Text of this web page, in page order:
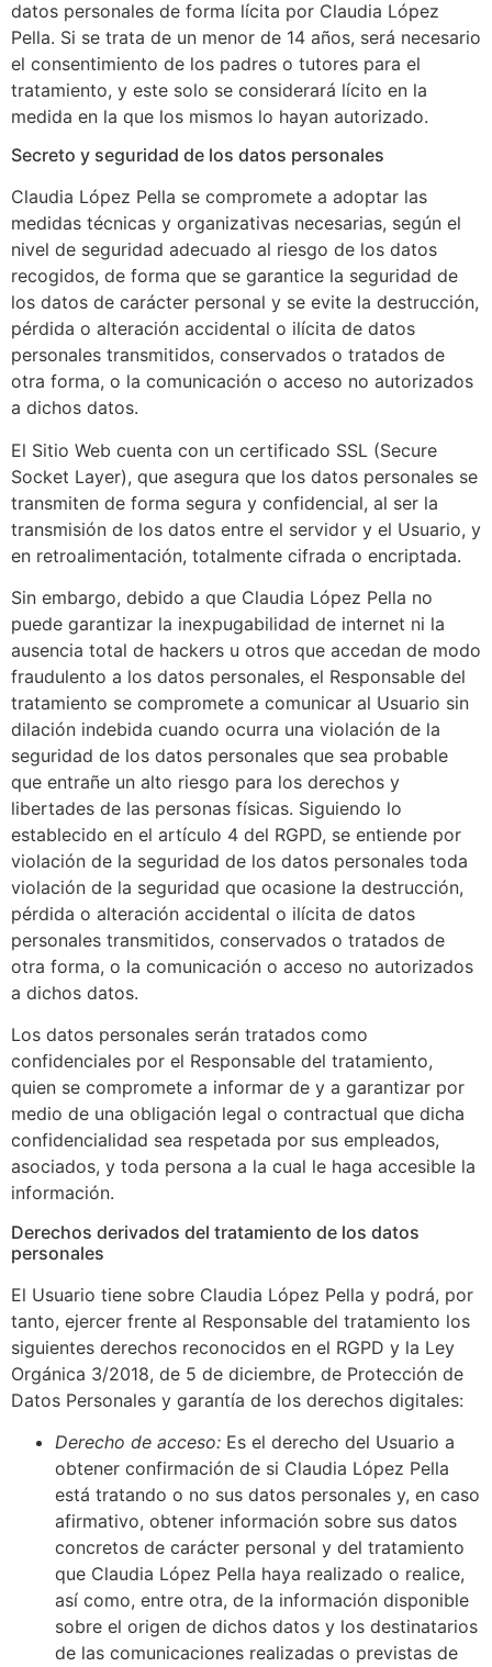
datos personales de forma lícita por Claudia López
Pella. Si se trata de un menor de 14 años, será necesario
el consentimiento de los padres o tutores para el
tratamiento, y este solo se considerará lícito en la
medida en la que los mismos lo hayan autorizado.
Secreto y seguridad de los datos personales
Claudia López Pella se compromete a adoptar las
medidas técnicas y organizativas necesarias, según el
nivel de seguridad adecuado al riesgo de los datos
recogidos, de forma que se garantice la seguridad de
los datos de carácter personal y se evite la destrucción,
pérdida o alteración accidental o ilícita de datos
personales transmitidos, conservados o tratados de
otra forma, o la comunicación o acceso no autorizados
a dichos datos.
El Sitio Web cuenta con un certificado SSL (Secure
Socket Layer), que asegura que los datos personales se
transmiten de forma segura y confidencial, al ser la
transmisión de los datos entre el servidor y el Usuario, y
en retroalimentación, totalmente cifrada o encriptada.
Sin embargo, debido a que Claudia López Pella no
puede garantizar la inexpugabilidad de internet ni la
ausencia total de hackers u otros que accedan de modo
fraudulento a los datos personales, el Responsable del
tratamiento se compromete a comunicar al Usuario sin
dilación indebida cuando ocurra una violación de la
seguridad de los datos personales que sea probable
que entrañe un alto riesgo para los derechos y
libertades de las personas físicas. Siguiendo lo
establecido en el artículo 4 del RGPD, se entiende por
violación de la seguridad de los datos personales toda
violación de la seguridad que ocasione la destrucción,
pérdida o alteración accidental o ilícita de datos
personales transmitidos, conservados o tratados de
otra forma, o la comunicación o acceso no autorizados
a dichos datos.
Los datos personales serán tratados como
confidenciales por el Responsable del tratamiento,
quien se compromete a informar de y a garantizar por
medio de una obligación legal o contractual que dicha
confidencialidad sea respetada por sus empleados,
asociados, y toda persona a la cual le haga accesible la
información.
Derechos derivados del tratamiento de los datos
personales
El Usuario tiene sobre Claudia López Pella y podrá, por
tanto, ejercer frente al Responsable del tratamiento los
siguientes derechos reconocidos en el RGPD y la Ley
Orgánica 3/2018, de 5 de diciembre, de Protección de
Datos Personales y garantía de los derechos digitales:
Derecho de acceso: Es el derecho del Usuario a
obtener confirmación de si Claudia López Pella
está tratando o no sus datos personales y, en caso
afirmativo, obtener información sobre sus datos
concretos de carácter personal y del tratamiento
que Claudia López Pella haya realizado o realice,
así como, entre otra, de la información disponible
sobre el origen de dichos datos y los destinatarios
de las comunicaciones realizadas o previstas de